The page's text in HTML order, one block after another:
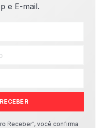
e E-mail.
Receber", você confirma